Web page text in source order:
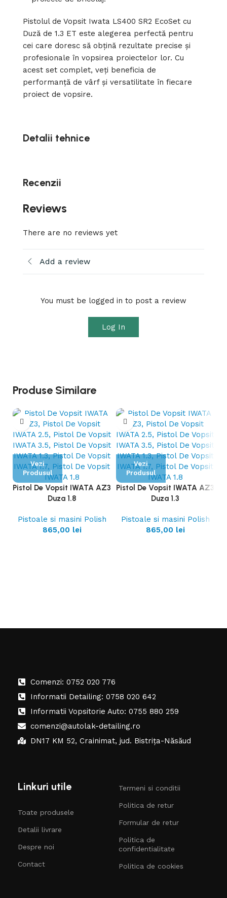
Pistolul de Vopsit Iwata LS400 SR2 EcoSet cu
Duză de 1.3 ET este alegerea perfectă pentru
cei care doresc să obțină rezultate precise și
profesionale în vopsirea proiectelor lor. Cu
acest set complet, veți beneficia de
performanță de vârf și versatilitate în fiecare
proiect de vopsire.
Detalii tehnice
Recenzii
Reviews
There are no reviews yet
Add a review
You must be logged in to post a review
Log In
Produse Similare
Vezi
Produsul
Pistol De Vopsit IWATA AZ3
Duza 1.8
Pistoale si masini Polish
865,00 lei
Vezi
Produsul
Pistol De Vopsit IWATA AZ3
Duza 1.3
Pistoale si masini Polish
865,00 lei
Comenzi: 0752 020 776
Informatii Detailing: 0758 020 642
Informatii Vopsitorie Auto: 0755 880 259
comenzi@autolak-detailing.ro
DN17 KM 52, Crainimat, jud. Bistrița-Năsăud
Linkuri utile
Toate produsele
Detalii livrare
Despre noi
Contact
Termeni si conditii
Politica de retur
Formular de retur
Politica de
confidentialitate
Politica de cookies